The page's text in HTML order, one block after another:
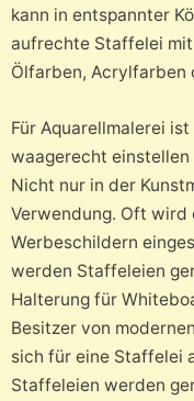
kann in entspannter
aufrechte Staffelei
Ölfarben, Acrylfarben
Für Aquarellmalerei
waagerecht
Nicht nur in der
Verwendung. Oft wird
Werbeschildern
werden Staffeleien
Halterung für
Besitzer von
sich für eine Staffelei
Staffeleien werden